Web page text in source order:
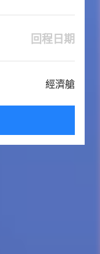
回程日期
經濟艙